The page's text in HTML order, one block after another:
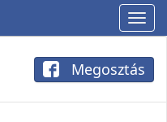
Megosztás